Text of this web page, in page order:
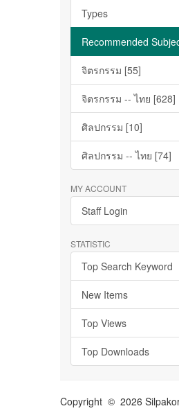
Types
Recommended
จิตรกรรม [55]
จิตรกรรม -- ไทย [628]
ศิลปกรรม [10]
ศิลปกรรม -- ไทย [74]
MY ACCOUNT
Staff Login
STATISTIC
Top Search Keyword
New Items
Top Views
Top Downloads
Copyright © 2026